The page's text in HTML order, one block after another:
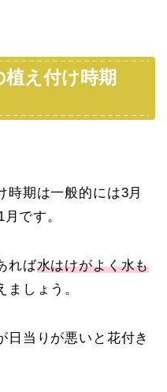
え付け時期
時期は一般的には3月
です。
れば水はけがよく水も
ましょう。
日当りが悪いと花付き